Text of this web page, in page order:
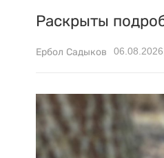
Раскрыты
Ербол Садыков